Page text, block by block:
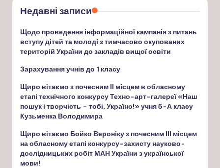
Недавні записи
Щодо проведення інформаційної кампанія з питань
вступу дітей та молоді з тимчасово окупованих
територій України до закладів вищої освіти
Зарахування учнів до 1 класу
Щиро вітаємо з почесним ІІ місцем в обласному
етапі технічного конкурсу Техно-арт-галереї «Наш
пошук і творчість – тобі, Україно!» учня 5-А класу
Кузьменка Володимира
Щиро вітаємо Бойко Вероніку з почесним ІІІ місцем
на обласному етапі конкурсу-захисту науково-
дослідницьких робіт МАН України з української
мови!